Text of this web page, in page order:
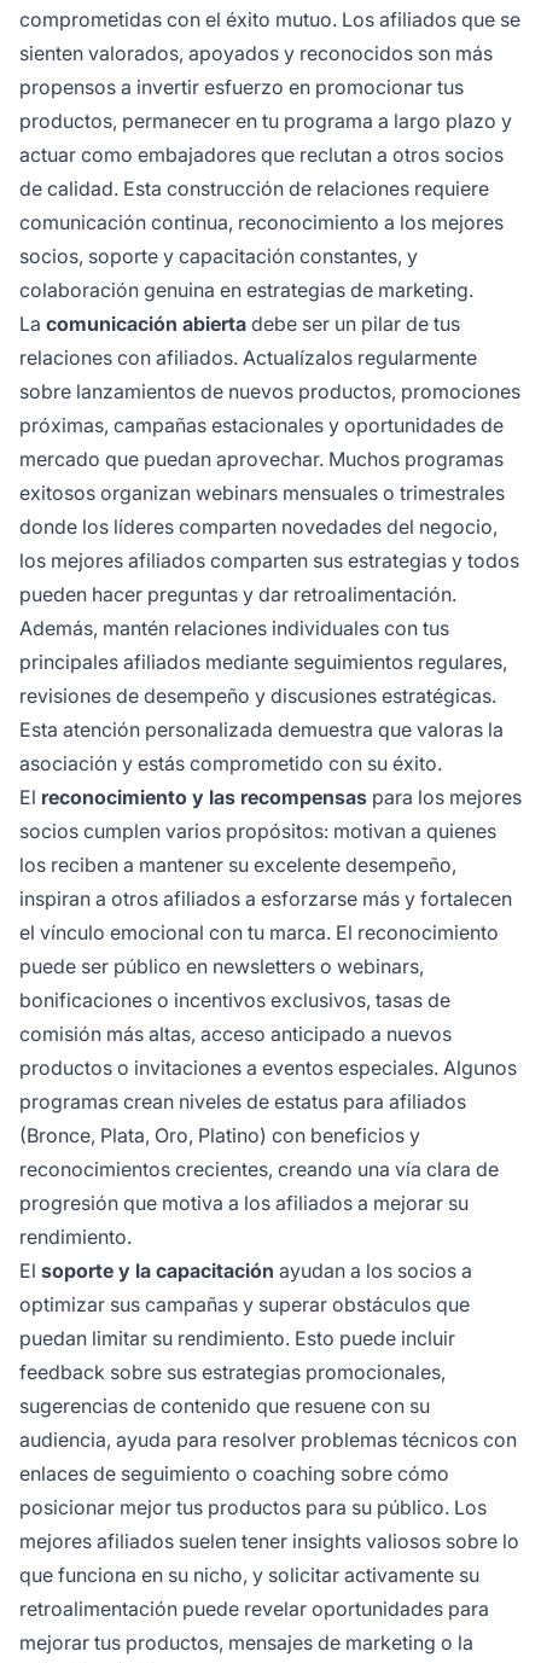
comprometidas con el éxito mutuo. Los afiliados que se
sienten valorados, apoyados y reconocidos son más
propensos a invertir esfuerzo en promocionar tus
productos, permanecer en tu programa a largo plazo y
actuar como embajadores que reclutan a otros socios
de calidad. Esta construcción de relaciones requiere
comunicación continua, reconocimiento a los mejores
socios, soporte y capacitación constantes, y
colaboración genuina en estrategias de marketing.
La comunicación abierta debe ser un pilar de tus
relaciones con afiliados. Actualízalos regularmente
sobre lanzamientos de nuevos productos, promociones
próximas, campañas estacionales y oportunidades de
mercado que puedan aprovechar. Muchos programas
exitosos organizan webinars mensuales o trimestrales
donde los líderes comparten novedades del negocio,
los mejores afiliados comparten sus estrategias y todos
pueden hacer preguntas y dar retroalimentación.
Además, mantén relaciones individuales con tus
principales afiliados mediante seguimientos regulares,
revisiones de desempeño y discusiones estratégicas.
Esta atención personalizada demuestra que valoras la
asociación y estás comprometido con su éxito.
El reconocimiento y las recompensas para los mejores
socios cumplen varios propósitos: motivan a quienes
los reciben a mantener su excelente desempeño,
inspiran a otros afiliados a esforzarse más y fortalecen
el vínculo emocional con tu marca. El reconocimiento
puede ser público en newsletters o webinars,
bonificaciones o incentivos exclusivos, tasas de
comisión más altas, acceso anticipado a nuevos
productos o invitaciones a eventos especiales. Algunos
programas crean niveles de estatus para afiliados
(Bronce, Plata, Oro, Platino) con beneficios y
reconocimientos crecientes, creando una vía clara de
progresión que motiva a los afiliados a mejorar su
rendimiento.
El soporte y la capacitación ayudan a los socios a
optimizar sus campañas y superar obstáculos que
puedan limitar su rendimiento. Esto puede incluir
feedback sobre sus estrategias promocionales,
sugerencias de contenido que resuene con su
audiencia, ayuda para resolver problemas técnicos con
enlaces de seguimiento o coaching sobre cómo
posicionar mejor tus productos para su público. Los
mejores afiliados suelen tener insights valiosos sobre lo
que funciona en su nicho, y solicitar activamente su
retroalimentación puede revelar oportunidades para
mejorar tus productos, mensajes de marketing o la